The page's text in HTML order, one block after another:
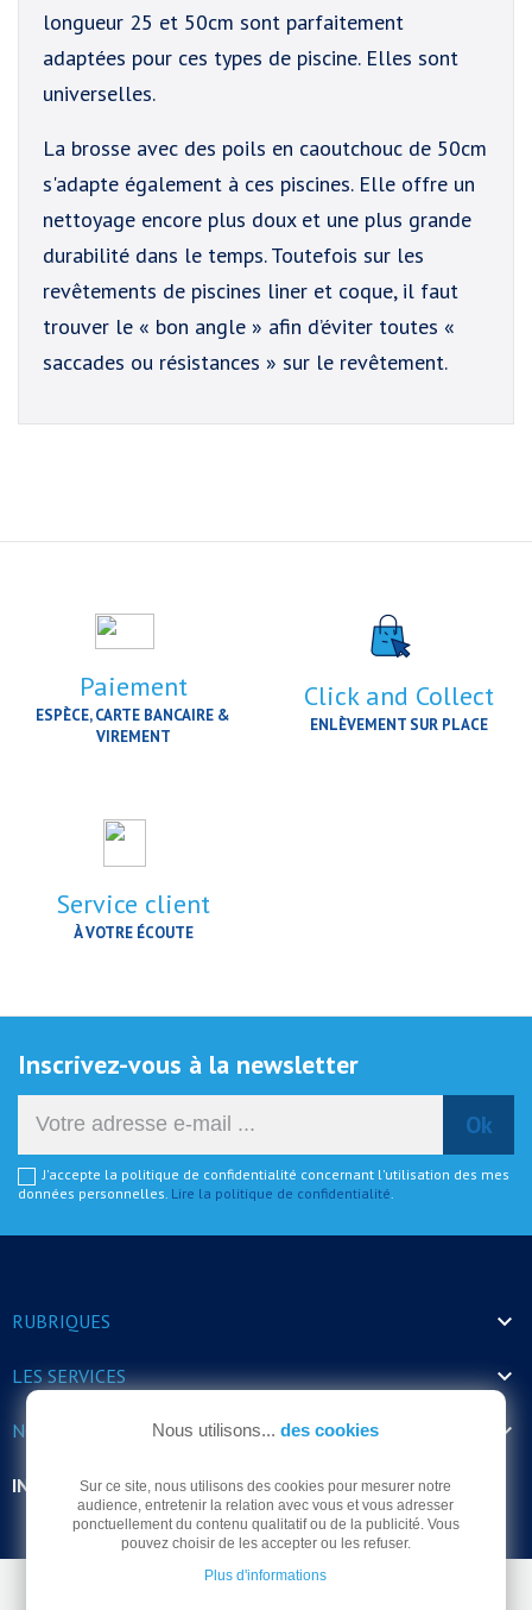
longueur 25 et 50cm sont parfaitement
adaptées pour ces types de piscine. Elles sont
universelles.
La brosse avec des poils en caoutchouc de 50cm
s'adapte également à ces piscines. Elle offre un
nettoyage encore plus doux et une plus grande
durabilité dans le temps. Toutefois sur les
revêtements de piscines liner et coque, il faut
trouver le « bon angle » afin d’éviter toutes «
saccades ou résistances » sur le revêtement.
Paiement
ESPÈCE, CARTE BANCAIRE &
VIREMENT
Click and Collect
ENLÈVEMENT SUR PLACE
Service client
À VOTRE ÉCOUTE
Inscrivez-vous à la newsletter
J'accepte la politique de confidentialité concernant l'utilisation des mes
données personnelles. Lire la politique de confidentialité
RUBRIQUES 
LES SERVICES 
NOS HORAIRES 
INFORMATIONS
Nous utilisons... des cookies
Sur ce site, nous utilisons des cookies pour mesurer notre
audience, entretenir la relation avec vous et vous adresser
ponctuellement du contenu qualitatif ou de la publicité. Vous
pouvez choisir de les accepter ou les refuser.
Plus d'informations